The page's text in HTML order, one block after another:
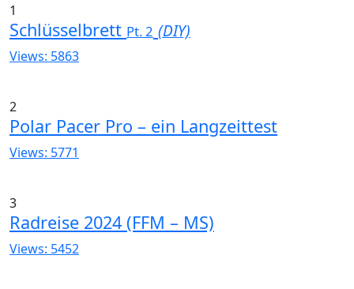
1
Schlüsselbrett Pt. 2 (DIY)
Views: 5863
2
Polar Pacer Pro – ein Langzeittest
Views: 5771
3
Radreise 2024 (FFM – MS)
Views: 5452